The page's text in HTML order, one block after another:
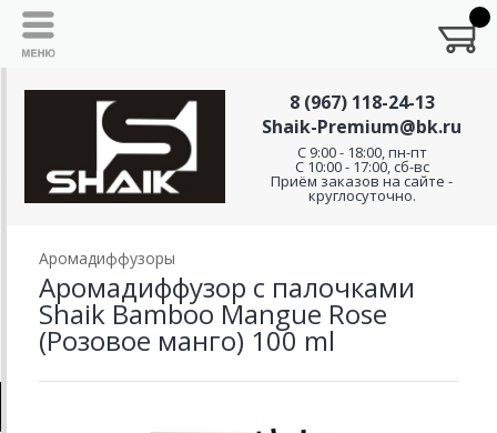
8 (967) 118-24-13
Shaik-Premium@bk.ru
C 9:00 - 18:00, пн-пт
С 10:00 - 17:00, сб-вс
Приём заказов на сайте -
круглосуточно.
Аромадиффузоры
Аромадиффузор с палочками
Shaik Bamboo Mangue Rose
(Розовое манго) 100 ml